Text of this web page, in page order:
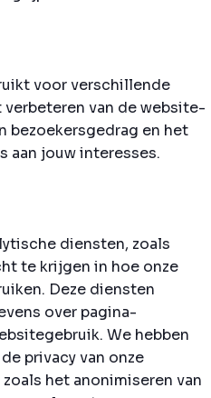
voor verschillende
van de website-
bezoekersgedrag en het
aan jouw interesses.
diensten, zoals
te krijgen in hoe onze
Deze diensten
over pagina-
We hebben
privacy van onze
het anonimiseren van